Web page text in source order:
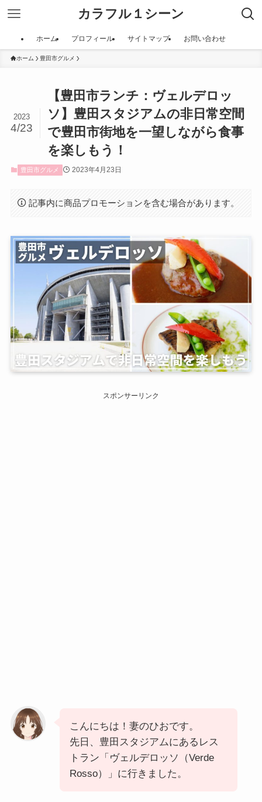
カラフル１シーン
ホーム プロフィール サイトマップ お問い合わせ
ホーム 豊田市グルメ
【豊田市ランチ：ヴェルデロッ
ソ】豊田スタジアムの非日常空間
で豊田市街地を一望しながら食事
を楽しもう！
2023
4/23
豊田市グルメ 2023年4月23日
記事内に商品プロモーションを含む場合があります。
スポンサーリンク
こんにちは！妻のひおです。
先日、豊田スタジアムにあるレス
トラン「ヴェルデロッソ（Verde
Rosso）」に行きました。